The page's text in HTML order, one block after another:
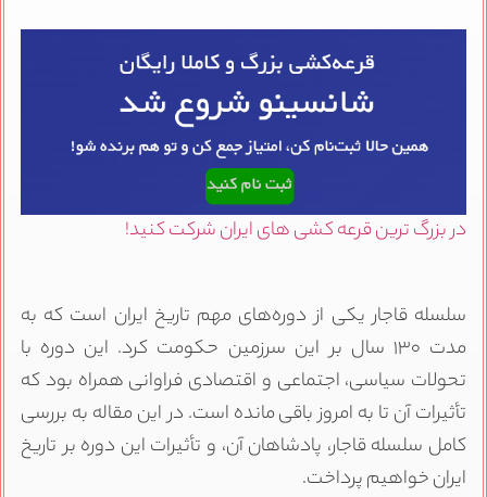
در بزرگ ترین قرعه کشی های ایران شرکت کنید!
سلسله قاجار یکی از دوره‌های مهم تاریخ ایران است که به
مدت ۱۳۰ سال بر این سرزمین حکومت کرد. این دوره با
تحولات سیاسی، اجتماعی و اقتصادی فراوانی همراه بود که
تأثیرات آن تا به امروز باقی مانده است. در این مقاله به بررسی
کامل سلسله قاجار، پادشاهان آن، و تأثیرات این دوره بر تاریخ
ایران خواهیم پرداخت.